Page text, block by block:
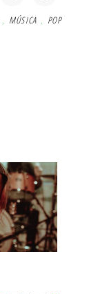
, MÚSICA , POP